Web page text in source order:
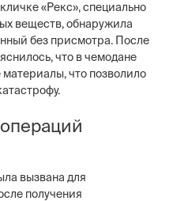
«Рекс», специально
веществ, обнаружила
без присмотра. После
что в чемодане
что позволило
вызвана для
получения